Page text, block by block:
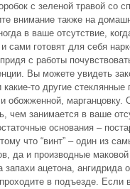
с зеленой травой со
внимание также на
в ваше отсутствие,
сами готовят для себя
с работы
Вы можете увидеть
то другие
обожженной, марганцовку.
чем занимается в ваше
основания –
что “винт” – один из
да и производные
запахи ацетона,
в подъезде.